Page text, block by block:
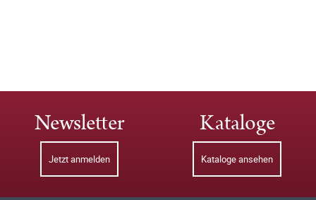
Newsletter
Jetzt anmelden
Kataloge
Kataloge ansehen